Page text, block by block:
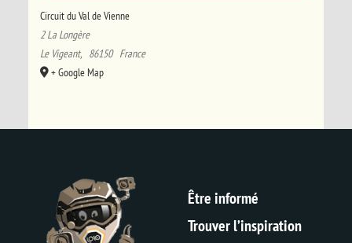
Circuit du Val de Vienne
2 La Longère
Le Vigeant, 86150 France
+ Google Map
Être informé
Trouver l’inspiration